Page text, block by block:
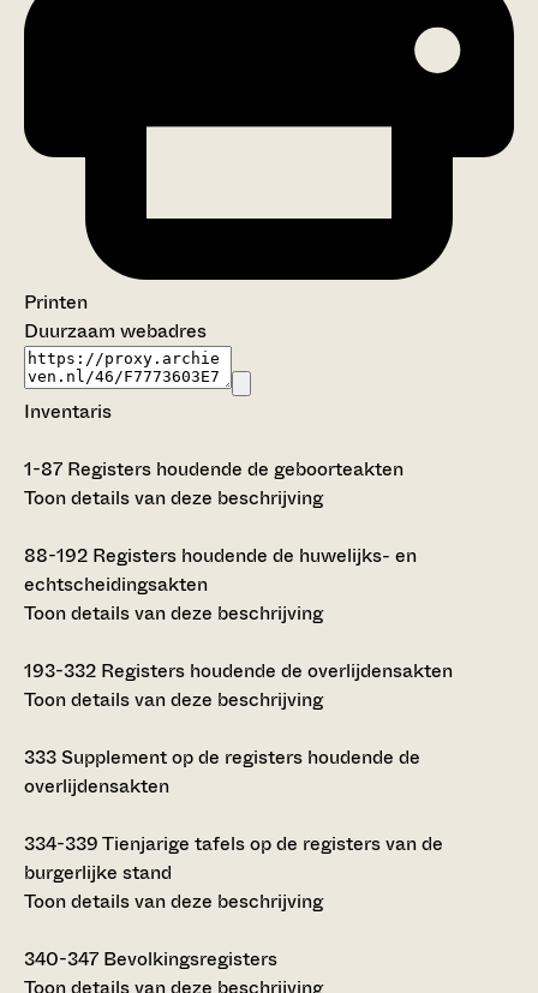
Printen
Duurzaam webadres
Inventaris
1-87 Registers houdende de geboorteakten
Toon details van deze beschrijving
88-192 Registers houdende de huwelijks- en
echtscheidingsakten
Toon details van deze beschrijving
193-332 Registers houdende de overlijdensakten
Toon details van deze beschrijving
333Supplement op de registers houdende de
overlijdensakten
334-339Tienjarige tafels op de registers van de
burgerlijke stand
Toon details van deze beschrijving
340-347 Bevolkingsregisters